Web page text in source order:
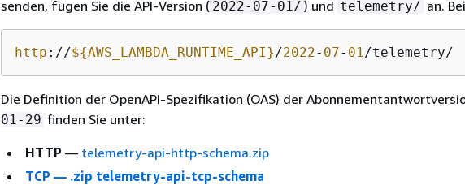
senden, fügen Sie die API-Version ( 2022-07-01/ ) und telemetry/ an.
http ://${AWS_LAMBDA_RUNTIME_API}/2022- 07- 01/telemetry/
Die Definition der OpenAPI-Spezifikation (OAS) der
01-29 finden Sie unter:
HTTP — telemetry-api-http-schema.zip
TCP — .zip telemetry-api-tcp-schema